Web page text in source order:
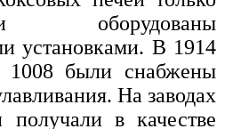
установками. В 1914
1008 были снабжены
На заводах
получали в качестве